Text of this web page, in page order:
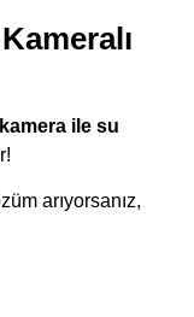
kamera ile su
arıyorsanız,